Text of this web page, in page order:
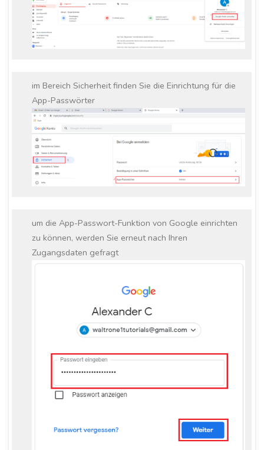
im Bereich Sicherheit finden Sie die Einrichtung für die
App-Passwörter
um die App-Passwort-Funktion von Google einrichten
zu können, werden Sie erneut nach Ihren
Zugangsdaten gefragt